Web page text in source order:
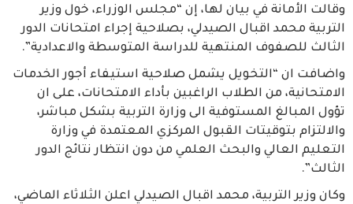
وقالت الأمانة في بيان لها، إن “مجلس الوزراء، خول وزير
التربية محمد اقبال الصيدلي، بصلاحية إجراء امتحانات الدور
الثالث للصفوف المنتهية للدراسة المتوسطة والاعدادية”.
واضافت ان “التخويل يشمل صلاحية استيفاء أجور الخدمات
الامتحانية، من الطلاب الراغبين بأداء الامتحانات، على ان
تؤول المبالغ المستوفية الى وزارة التربية بشكل مباشر،
والالتزام بتوقيتات القبول المركزي المعتمدة في وزارة
التعليم العالي والبحث العلمي من دون انتظار نتائج الدور
الثالث”.
وكان وزير التربية، محمد اقبال الصيدلي اعلن الثلاثاء الماضي،